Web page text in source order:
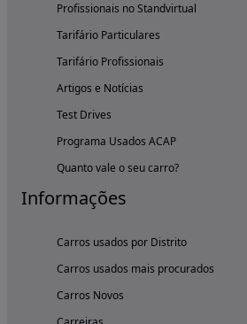
Profissionais no Standvirtual
Tarifário Particulares
Tarifário Profissionais
Artigos e Notícias
Test Drives
Programa Usados ACAP
Quanto vale o seu carro?
Informações
Carros usados por Distrito
Carros usados mais procurados
Carros Novos